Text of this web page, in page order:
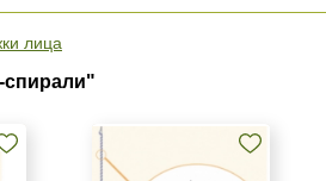
лица
спирали"